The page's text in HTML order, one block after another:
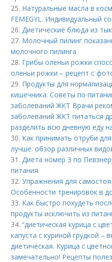
25. Натуральные масла в
FEMEGYL. Индивидуальный
26.Диетические блюда из
27. Молочный пилинг
молочного пилинга
28. Грибы оленьи рожки
оленьи рожки – рецепт с
29. Продукты для
кишечника. Советы по
заболеваний ЖКТ Врачи
заболеваний ЖКТ питаться
разделить всю дневную еду
30. Как принимать отруби
лучше: обзор различных
31.Диета номер 3 по
питания
32.Упражнения для
Особенности тренировок в
33. Как быстро похудеть
продукты исключить из
34.“диетическая курица с
капуста с куриной грудкой –
диетическая. Курица с
замечательно! Рецепты